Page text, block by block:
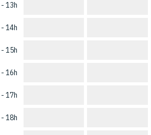
13h
14h
15h
16h
17h
18h